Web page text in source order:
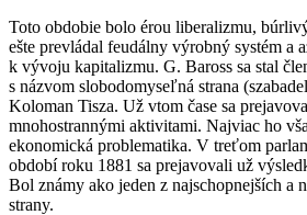
Toto obdobie bolo érou liberalizmu,
ešte prevládal feudálny výrobný systém a
k vývoju kapitalizmu. G. Baross sa stal
s názvom slobodomyseľná strana
Koloman Tisza. Už vtom čase sa
mnohostrannými aktivitami. Najviac ho
ekonomická problematika. V treťom
období roku 1881 sa prejavovali už
Bol známy ako jeden z najschopnejších a
strany.